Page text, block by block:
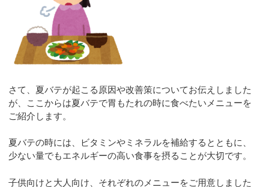
さて、夏バテが起こる原因や改善策についてお伝えしました
が、ここからは夏バテで胃もたれの時に食べたいメニューを
ご紹介します。
夏バテの時には、ビタミンやミネラルを補給するとともに、
少ない量でもエネルギーの高い食事を摂ることが大切です。
子供向けと大人向け、それぞれのメニューをご用意しました